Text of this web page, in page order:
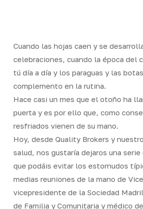
contentCuando las hojas caen y se
celebraciones, cuando la época del
tú día a día y los paraguas y las
complemento en la rutina.
Hace casi un mes que el otoño ha
puerta y es por ello que, como
resfriados vienen de su mano.
Hoy, desde Quality Brokers y
salud, nos gustaría dejaros una serie
que podáis evitar los estornudos
medias reuniones de la mano de
vicepresidente de la Sociedad
de Familia y Comunitaria y médico